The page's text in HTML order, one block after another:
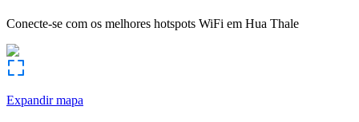
Conecte-se com os melhores hotspots WiFi em Hua Thale
Expandir mapa